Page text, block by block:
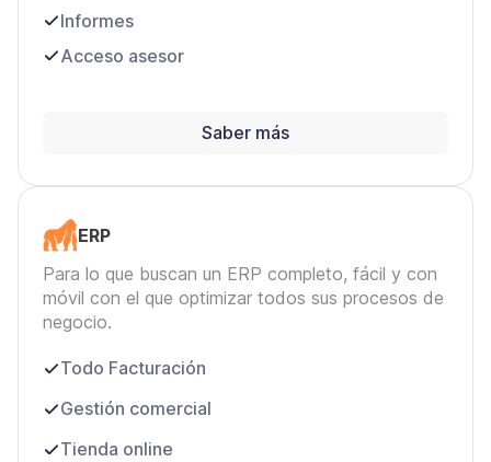
Informes
Acceso asesor
Saber más
ERP
Para lo que buscan un ERP completo, fácil y con
móvil con el que optimizar todos sus procesos de
negocio.
Todo Facturación
Gestión comercial
Tienda online